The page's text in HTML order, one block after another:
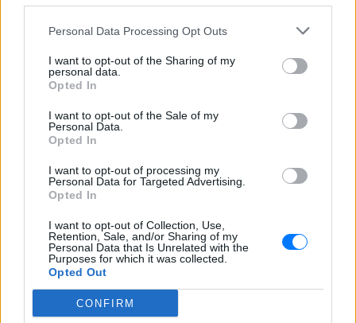
Personal Data Processing Opt Outs
I want to opt-out of the Sharing of my
personal data.
Opted In
I want to opt-out of the Sale of my
Personal Data.
Opted In
I want to opt-out of processing my
Personal Data for Targeted Advertising.
Opted In
I want to opt-out of Collection, Use,
Retention, Sale, and/or Sharing of my
Personal Data that Is Unrelated with the
Purposes for which it was collected.
Opted Out
CONFIRM
Οι «λευκοί χάρτες» της Ευρώπης: Σε ποιες
ΘΕΜΑΤΑ
χειροπέδες στο αεροδρόμιο
ΕΥ ΖΗΝ
Charlize Theron το επιβεβαιώνει
Η γυναίκα που χαρακτηρίζεται «ο νέος
Αϊνστάιν» και το MIT παραλίγο να την ... χάσει
ΘΕΜΑΤΑ
Explainer: Γιατί οι πλούσιοι Κινέζοι παρατάνε
τις ευρωπαϊκές πολυτέλειες